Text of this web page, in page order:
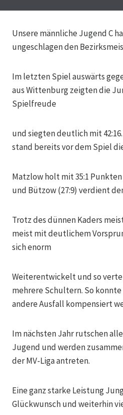
Unsere männliche Jugend C
ungeschlagen den
Im letzten Spiel auswärts
aus Wittenburg zeigten die
Spielfreude
und siegten deutlich mit
stand bereits vor dem Spiel
Matzlow holt mit 35:1
und Bützow (27:9) verdient
Trotz des dünnen Kaders
meist mit deutlichem
sich enorm
Weiterentwickelt und so
mehrere Schultern. So
andere Ausfall kompensiert
Im nächsten Jahr rutschen
Jugend und werden
der MV-Liga antreten.
Eine ganz starke Leistung
Glückwunsch und weiterhin